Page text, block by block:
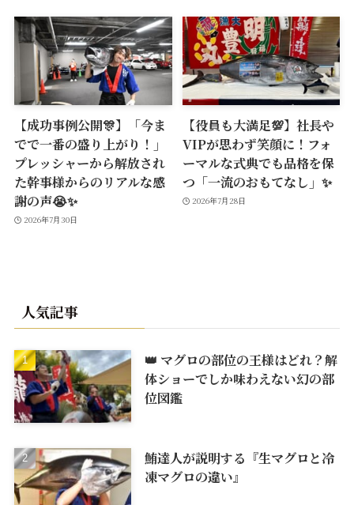
【成功事例公開🎊】「今ま
でで一番の盛り上がり！」
プレッシャーから解放され
た幹事様からのリアルな感
謝の声😭✨
2026年7月30日
【役員も大満足💯】社長や
VIPが思わず笑顔に！フォ
ーマルな式典でも品格を保
つ「一流のおもてなし」✨
2026年7月28日
人気記事
👑 マグロの部位の王様はどれ？解
体ショーでしか味わえない幻の部
位図鑑
鮪達人が説明する『生マグロと冷
凍マグロの違い』